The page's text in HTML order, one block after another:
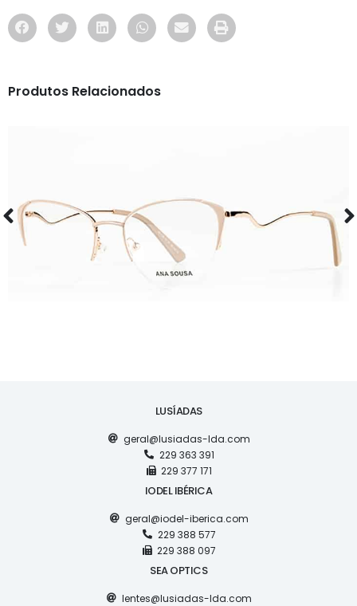
Produtos Relacionados
AS1126
LUSÍADAS
geral@lusiadas-lda.com
229 363 391
229 377 171
IODEL IBÉRICA
geral@iodel-iberica.com
229 388 577
229 388 097
SEA OPTICS
lentes@lusiadas-lda.com